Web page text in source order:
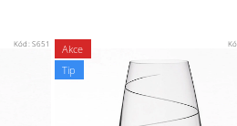
Kód:S651
Akce
Tip